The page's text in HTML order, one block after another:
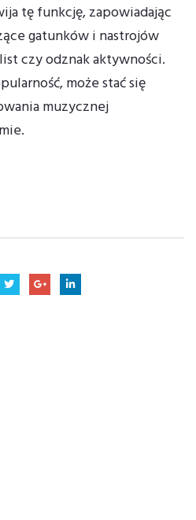
tę funkcję, zapowiadając
gatunków i nastrojów
czy odznak aktywności.
może stać się
muzycznej